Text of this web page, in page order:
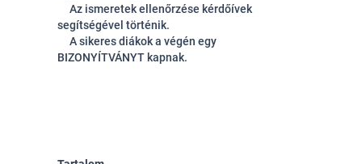
Az ismeretek ellenőrzése kérdőívek
segítségével történik.
A sikeres diákok a végén egy
BIZONYÍTVÁNYT kapnak.